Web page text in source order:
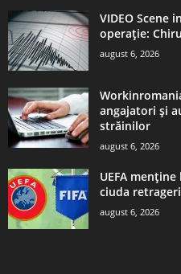
VIDEO Scene
operație:
august 6, 2026
angajatori și
străinilor
august 6, 2026
UEFA
ciuda
august 6, 2026